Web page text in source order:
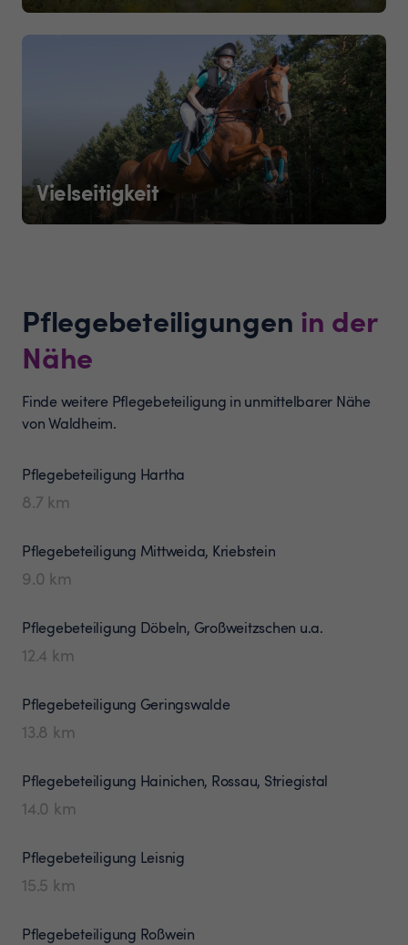
Vielseitigkeit
Pflegebeteiligungen in der
Nähe
Finde weitere Pflegebeteiligung in unmittelbarer Nähe
von Waldheim.
Pflegebeteiligung Hartha
8.7 km
Pflegebeteiligung Mittweida, Kriebstein
9.0 km
Pflegebeteiligung Döbeln, Großweitzschen u.a.
12.4 km
Pflegebeteiligung Geringswalde
13.8 km
Pflegebeteiligung Hainichen, Rossau, Striegistal
14.0 km
Pflegebeteiligung Leisnig
15.5 km
Pflegebeteiligung Roßwein